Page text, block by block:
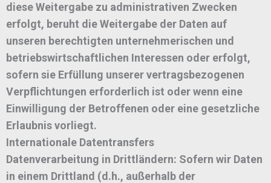
diese Weitergabe zu administrativen Zwecken
erfolgt, beruht die Weitergabe der Daten auf
unseren berechtigten unternehmerischen und
betriebswirtschaftlichen Interessen oder erfolgt,
sofern sie Erfüllung unserer vertragsbezogenen
Verpflichtungen erforderlich ist oder wenn eine
Einwilligung der Betroffenen oder eine gesetzliche
Erlaubnis vorliegt.
Internationale Datentransfers
Datenverarbeitung in Drittländern: Sofern wir Daten
in einem Drittland (d.h., außerhalb der